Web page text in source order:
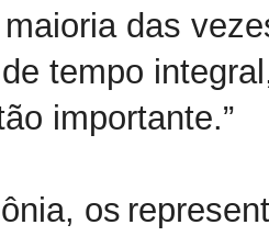
das
tempo
importante.”
os